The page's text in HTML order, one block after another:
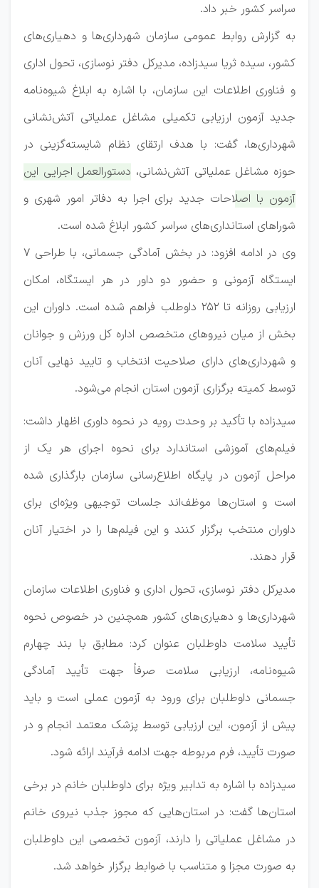
سراسر کشور خبر داد.
به گزارش روابط عمومی سازمان شهرداری‌ها و دهیاری‌های
کشور، سیده ثریا سیدزاده، مدیرکل دفتر نوسازی، تحول اداری
و فناوری اطلاعات این سازمان، با اشاره به ابلاغ شیوه‌نامه
جدید آزمون ارزیابی تکمیلی مشاغل عملیاتی آتش‌نشانی
شهرداری‌ها، گفت: با هدف ارتقای نظام شایسته‌گزینی در
حوزه مشاغل عملیاتی آتش‌نشانی، دستورالعمل اجرایی این
آزمون با اصلاحات جدید برای اجرا به دفاتر امور شهری و
شوراهای استانداری‌های سراسر کشور ابلاغ شده است.
وی در ادامه افزود: در بخش آمادگی جسمانی، با طراحی ۷
ایستگاه آزمونی و حضور دو داور در هر ایستگاه، امکان
ارزیابی روزانه تا ۲۵۲ داوطلب فراهم شده است. داوران این
بخش از میان نیروهای متخصص اداره کل ورزش و جوانان
و شهرداری‌های دارای صلاحیت انتخاب و تایید نهایی آنان
توسط کمیته برگزاری آزمون استان انجام می‌شود.
سیدزاده با تأکید بر وحدت رویه در نحوه داوری اظهار داشت:
فیلم‌های آموزشی استاندارد برای نحوه اجرای هر یک از
مراحل آزمون در پایگاه اطلاع‌رسانی سازمان بارگذاری شده
است و استان‌ها موظف‌اند جلسات توجیهی ویژه‌ای برای
داوران منتخب برگزار کنند و این فیلم‌ها را در اختیار آنان
قرار دهند.
مدیرکل دفتر نوسازی، تحول اداری و فناوری اطلاعات سازمان
شهرداری‌ها و دهیاری‌های کشور همچنین در خصوص نحوه
تأیید سلامت داوطلبان عنوان کرد: مطابق با بند چهارم
شیوه‌نامه، ارزیابی سلامت صرفاً جهت تأیید آمادگی
جسمانی داوطلبان برای ورود به آزمون عملی است و باید
پیش از آزمون، این ارزیابی توسط پزشک معتمد انجام و در
صورت تأیید، فرم مربوطه جهت ادامه فرآیند ارائه شود.
سیدزاده با اشاره به تدابیر ویژه برای داوطلبان خانم در برخی
استان‌ها گفت: در استان‌هایی که مجوز جذب نیروی خانم
در مشاغل عملیاتی را دارند، آزمون تخصصی این داوطلبان
به صورت مجزا و متناسب با ضوابط برگزار خواهد شد.